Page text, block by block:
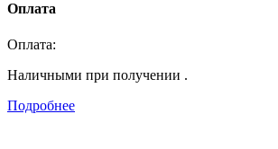
Оплата
Оплата:
Наличными при получении .
Подробнее